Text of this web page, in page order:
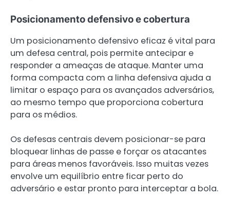
Posicionamento defensivo e cobertura
Um posicionamento defensivo eficaz é vital para
um defesa central, pois permite antecipar e
responder a ameaças de ataque. Manter uma
forma compacta com a linha defensiva ajuda a
limitar o espaço para os avançados adversários,
ao mesmo tempo que proporciona cobertura
para os médios.
Os defesas centrais devem posicionar-se para
bloquear linhas de passe e forçar os atacantes
para áreas menos favoráveis. Isso muitas vezes
envolve um equilíbrio entre ficar perto do
adversário e estar pronto para interceptar a bola.